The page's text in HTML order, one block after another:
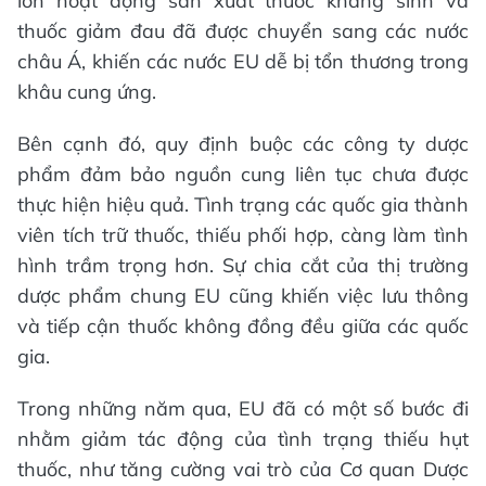
thuốc giảm đau đã được chuyển sang các nước
châu Á, khiến các nước EU dễ bị tổn thương trong
khâu cung ứng.
Bên cạnh đó, quy định buộc các công ty dược
phẩm đảm bảo nguồn cung liên tục chưa được
thực hiện hiệu quả. Tình trạng các quốc gia thành
viên tích trữ thuốc, thiếu phối hợp, càng làm tình
hình trầm trọng hơn. Sự chia cắt của thị trường
dược phẩm chung EU cũng khiến việc lưu thông
và tiếp cận thuốc không đồng đều giữa các quốc
gia.
Trong những năm qua, EU đã có một số bước đi
nhằm giảm tác động của tình trạng thiếu hụt
thuốc, như tăng cường vai trò của Cơ quan Dược